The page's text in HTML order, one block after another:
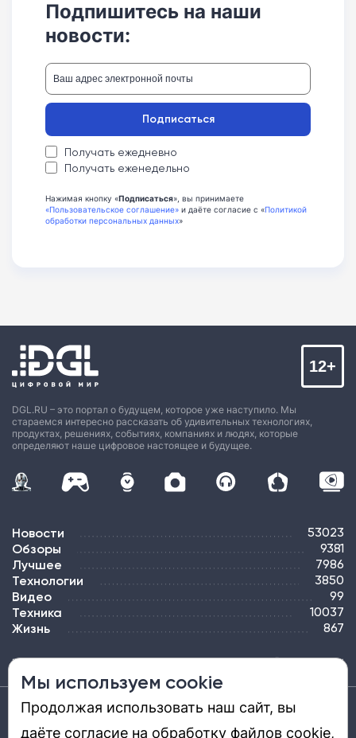
Подпишитесь на наши
новости:
Получать ежедневно
Получать еженедельно
Подписаться
Нажимая кнопку «Подписаться», вы принимаете
«Пользовательское соглашение» и даёте согласие с «Политикой
обработки персональных данных»
DGL.RU – это портал о будущем, которое уже наступило. Мы
стараемся интересно рассказать об удивительных технологиях,
продуктах, решениях, событиях, компаниях и людях, которые
определяют наше цифровое настоящее и будущее.
12+
Новости 53023
Обзоры 9381
Лучшее 7986
Технологии 3850
Видео 99
Техника 10037
Жизнь 867
ПОДПИСКА РЕКЛАМА КОНТАКТЫ КАРТА САЙТА ТЭГИ
Средство массовой информации «DGL.RU — Цифровой мир» (www.dgl.ru).
Реестровая запись средства массовой информации (СМИ) сетевого издания ЭЛ №
ФС 77 - 81669, выдано Роскомнадзором 27.08.2021. Учредитель: ООО «ДиДжиЭль».
Мы используем cookie
Продолжая использовать наш сайт, вы
даёте согласие на обработку файлов cookie,